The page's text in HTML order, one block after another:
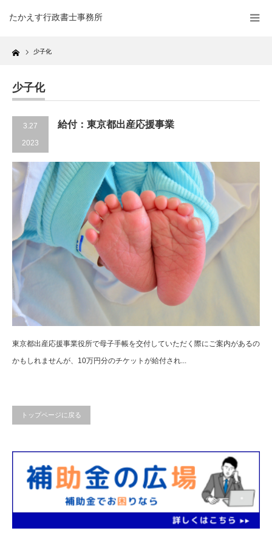
たかえす行政書士事務所
Home 少子化
少子化
3.27
2023
給付：東京都出産応援事業
東京都出産応援事業役所で母子手帳を交付していただく際にご案内があるの
かもしれませんが、10万円分のチケットが給付され...
トップページに戻る